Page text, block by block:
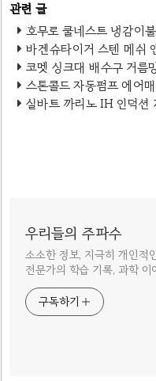
호무로 쿨네스트 냉감이불 후
바겐슈타이거 스텐 메쉬 앤 믹스볼
코멧 싱크대 배수구 거름망 500개 리
스톤콜드 자동펌프 에어매트 세트 리
실바트 까리노 IH 인덕션 계란말이팬 리뷰
우리들의 주파수
소소한 정보, 지극히 개인적
전문가의 학습 기록, 과학 이
구독하기